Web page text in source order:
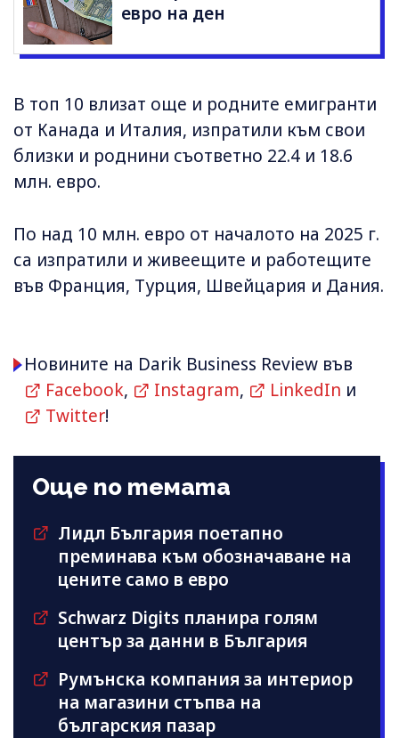
евро на ден
В топ 10 влизат още и родните емигранти
от Канада и Италия, изпратили към свои
близки и роднини съответно 22.4 и 18.6
млн. евро.
По над 10 млн. евро от началото на 2025 г.
са изпратили и живеещите и работещите
във Франция, Турция, Швейцария и Дания.
Новините на Darik Business Review във
Facebook, Instagram, LinkedIn и
Twitter!
Още по темата
Лидл България поетапно
преминава към обозначаване на
цените само в евро
Schwarz Digits планира голям
център за данни в България
Румънска компания за интериор
на магазини стъпва на
българския пазар